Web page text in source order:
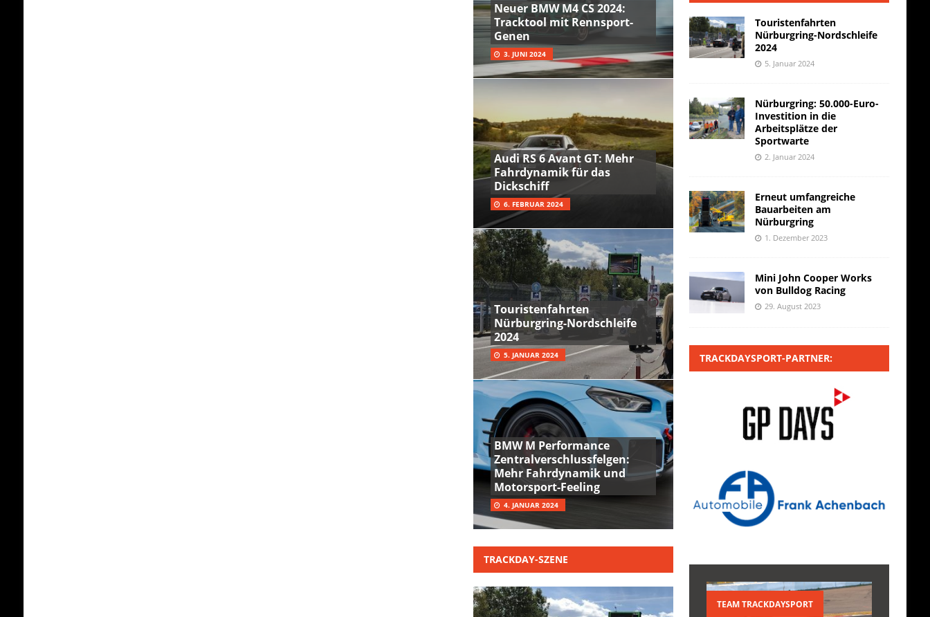
Neuer BMW M4 CS 2024:
Tracktool mit Rennsport-
Genen
3. JUNI 2024
Audi RS 6 Avant GT: Mehr
Fahrdynamik für das
Dickschiff
6. FEBRUAR 2024
Touristenfahrten
Nürburgring-Nordschleife
2024
5. JANUAR 2024
BMW M Performance
Zentralverschlussfelgen:
Mehr Fahrdynamik und
Motorsport-Feeling
4. JANUAR 2024
TRACKDAY-SZENE
Touristenfahrten
Nürburgring-Nordschleife
2024
5. Januar 2024
Nürburgring: 50.000-Euro-
Investition in die
Arbeitsplätze der
Sportwarte
2. Januar 2024
Erneut umfangreiche
Bauarbeiten am
Nürburgring
1. Dezember 2023
Mini John Cooper Works
von Bulldog Racing
29. August 2023
TRACKDAYSPORT-PARTNER:
TEAM TRACKDAYSPORT